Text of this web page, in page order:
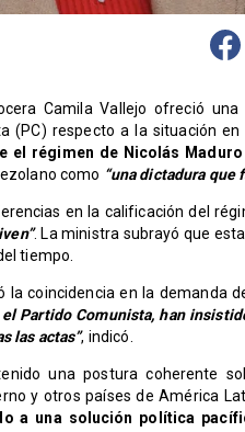
Camila Vallejo ofreció una
(PC) respecto a la situación en
el régimen de Nicolás Maduro
como “una dictadura que
en la calificación del
. La ministra subrayó que
tiempo.
coincidencia en la demanda
el Partido Comunista, han
las actas”, indicó.
una postura coherente
y otros países de América
a una solución política